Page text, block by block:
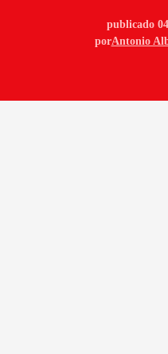
publicado
porAntonio